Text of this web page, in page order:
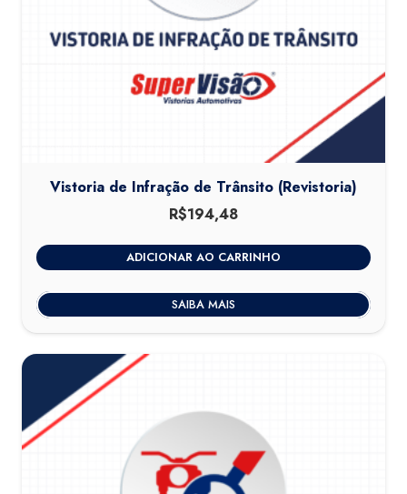
Vistoria de Infração de Trânsito (Revistoria)
R$194,48
ADICIONAR AO CARRINHO
SAIBA MAIS